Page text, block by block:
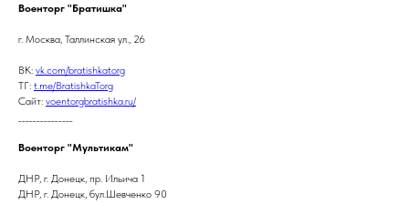
Военторг "Братишка"
г. Москва, Таллинская ул., 26
ВК: vk.com/bratishkatorg
ТГ: t.me/BratishkaTorg
Сайт: voentorgbratishka.ru/
Военторг "Мультикам"
ДНР, г. Донецк, пр. Ильича 1
ДНР, г. Донецк, бул.Шевченко 90